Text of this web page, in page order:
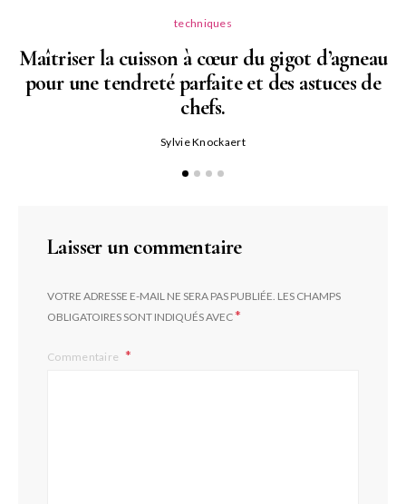
techniques
Maîtriser la cuisson à cœur du gigot d’agneau
pour une tendreté parfaite et des astuces de
chefs.
Sylvie Knockaert
Laisser un commentaire
VOTRE ADRESSE E-MAIL NE SERA PAS PUBLIÉE. LES CHAMPS
OBLIGATOIRES SONT INDIQUÉS AVEC*
Commentaire